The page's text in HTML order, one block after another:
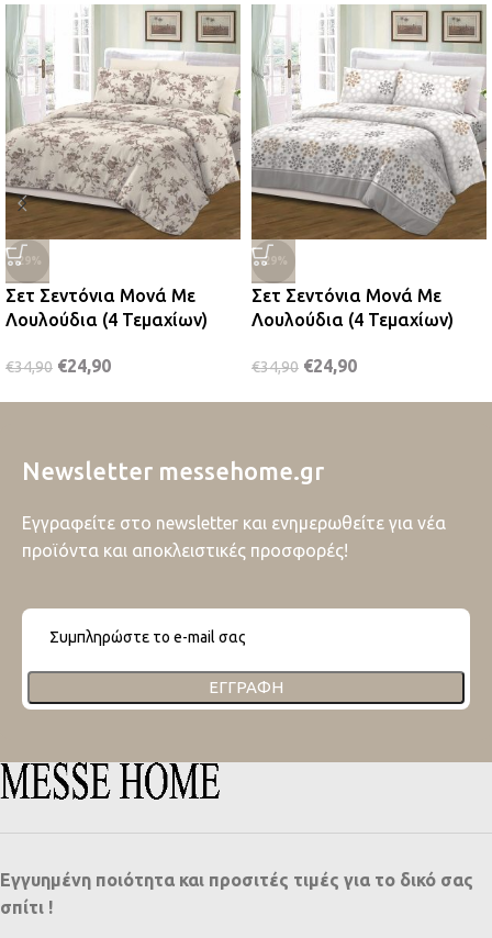
-29%
Σετ Σεντόνια Μονά Με
Λουλούδια (4 Τεμαχίων)
€34,90 €24,90
-29%
Σετ Σεντόνια Μονά Με
Λουλούδια (4 Τεμαχίων)
€34,90 €24,90
Newsletter messehome.gr
Εγγραφείτε στο newsletter και ενημερωθείτε για νέα
προϊόντα και αποκλειστικές προσφορές!
ΕΓΓΡΑΦΉ
Εγγυημένη ποιότητα και προσιτές τιμές για το δικό σας
σπίτι !